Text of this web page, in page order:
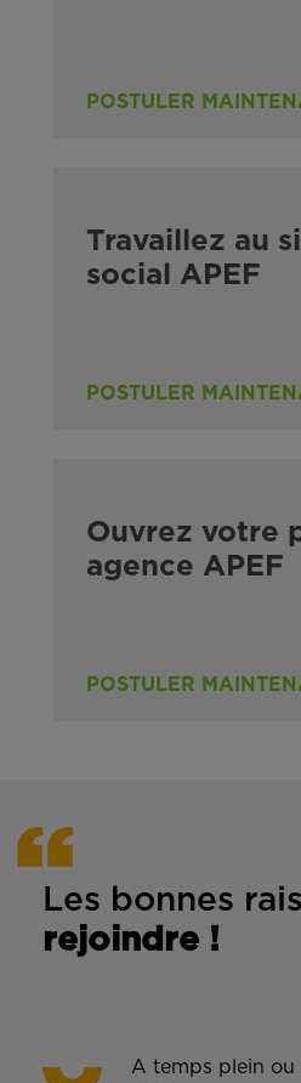
POSTULER
Travaillez au
social APEF
POSTULER
Ouvrez votre
agence APEF
POSTULER
Les bonnes rais
rejoindre !
A temps plein ou